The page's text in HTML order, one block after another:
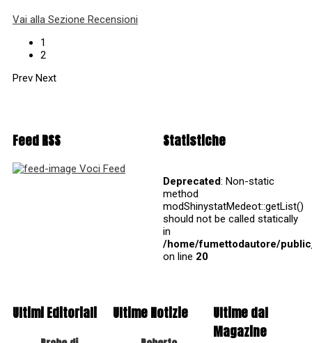
Vai alla Sezione Recensioni
1
2
Prev Next
Feed RSS
Voci Feed
Statistiche
Deprecated: Non-static
method
modShinystatMedeot::getList()
should not be called statically
in
/home/fumettodautore/
on line 20
Ultimi Editoriali Ultime Notizie
Ultime dal
Magazine